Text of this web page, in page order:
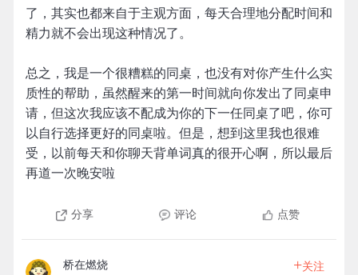
了，其实也都来自于主观方面，每天合理地分配时间和
精力就不会出现这种情况了。
总之，我是一个很糟糕的同桌，也没有对你产生什么实
质性的帮助，虽然醒来的第一时间就向你发出了同桌申
请，但这次我应该不配成为你的下一任同桌了吧，你可
以自行选择更好的同桌啦。但是，想到这里我也很难
受，以前每天和你聊天背单词真的很开心啊，所以最后
再道一次晚安啦
分享 评论 点赞
桥在燃烧 +关注